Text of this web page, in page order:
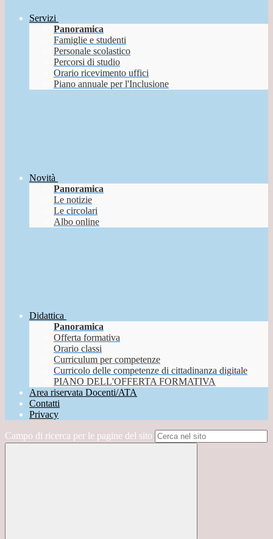
Servizi
Panoramica
Famiglie e studenti
Personale scolastico
Percorsi di studio
Orario ricevimento uffici
Piano annuale per l'Inclusione
Novità
Panoramica
Le notizie
Le circolari
Albo online
Didattica
Panoramica
Offerta formativa
Orario classi
Curriculum per competenze
Curricolo delle competenze di cittadinanza digitale
PIANO DELL'OFFERTA FORMATIVA
Area riservata Docenti/ATA
Contatti
Privacy
Campo di ricerca per le pagine del sito